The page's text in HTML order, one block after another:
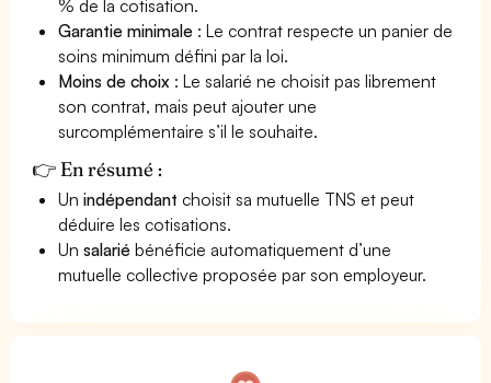
% de la cotisation.
Garantie minimale : Le contrat respecte un panier de
soins minimum défini par la loi.
Moins de choix : Le salarié ne choisit pas librement
son contrat, mais peut ajouter une
surcomplémentaire s’il le souhaite.
👉 En résumé :
Unindépendant choisit sa mutuelle TNS et peut
déduire les cotisations.
Unsalarié bénéficie automatiquement d’une
mutuelle collective proposée par son employeur.